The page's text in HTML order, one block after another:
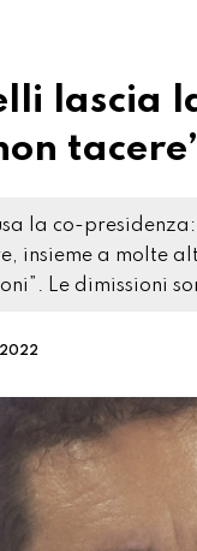
lascia
la co-
insieme a molte
Le dimissioni
2022